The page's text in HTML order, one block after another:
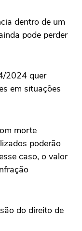
dentro de um
pode perder
2024 quer
em situações
morte
poderão
caso, o valor
do direito de